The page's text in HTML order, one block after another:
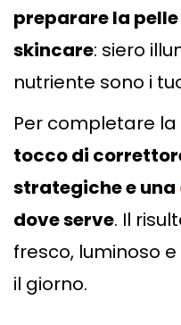
preparare la
skincare: siero
nutriente sono i
Per completare
tocco di
strategiche e una
dove serve. Il
fresco, luminoso
il giorno.